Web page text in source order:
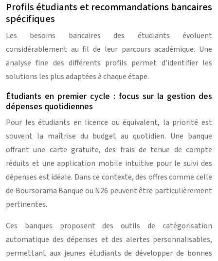
Profils étudiants et recommandations bancaires
spécifiques
Les besoins bancaires des étudiants évoluent
considérablement au fil de leur parcours académique. Une
analyse fine des différents profils permet d’identifier les
solutions les plus adaptées à chaque étape.
Étudiants en premier cycle : focus sur la gestion des
dépenses quotidiennes
Pour les étudiants en licence ou équivalent, la priorité est
souvent la maîtrise du budget au quotidien. Une banque
offrant une carte gratuite, des frais de tenue de compte
réduits et une application mobile intuitive pour le suivi des
dépenses est idéale. Dans ce contexte, des offres comme celle
de Boursorama Banque ou N26 peuvent être particulièrement
pertinentes.
Ces banques proposent des outils de catégorisation
automatique des dépenses et des alertes personnalisables,
permettant aux jeunes étudiants de développer de bonnes